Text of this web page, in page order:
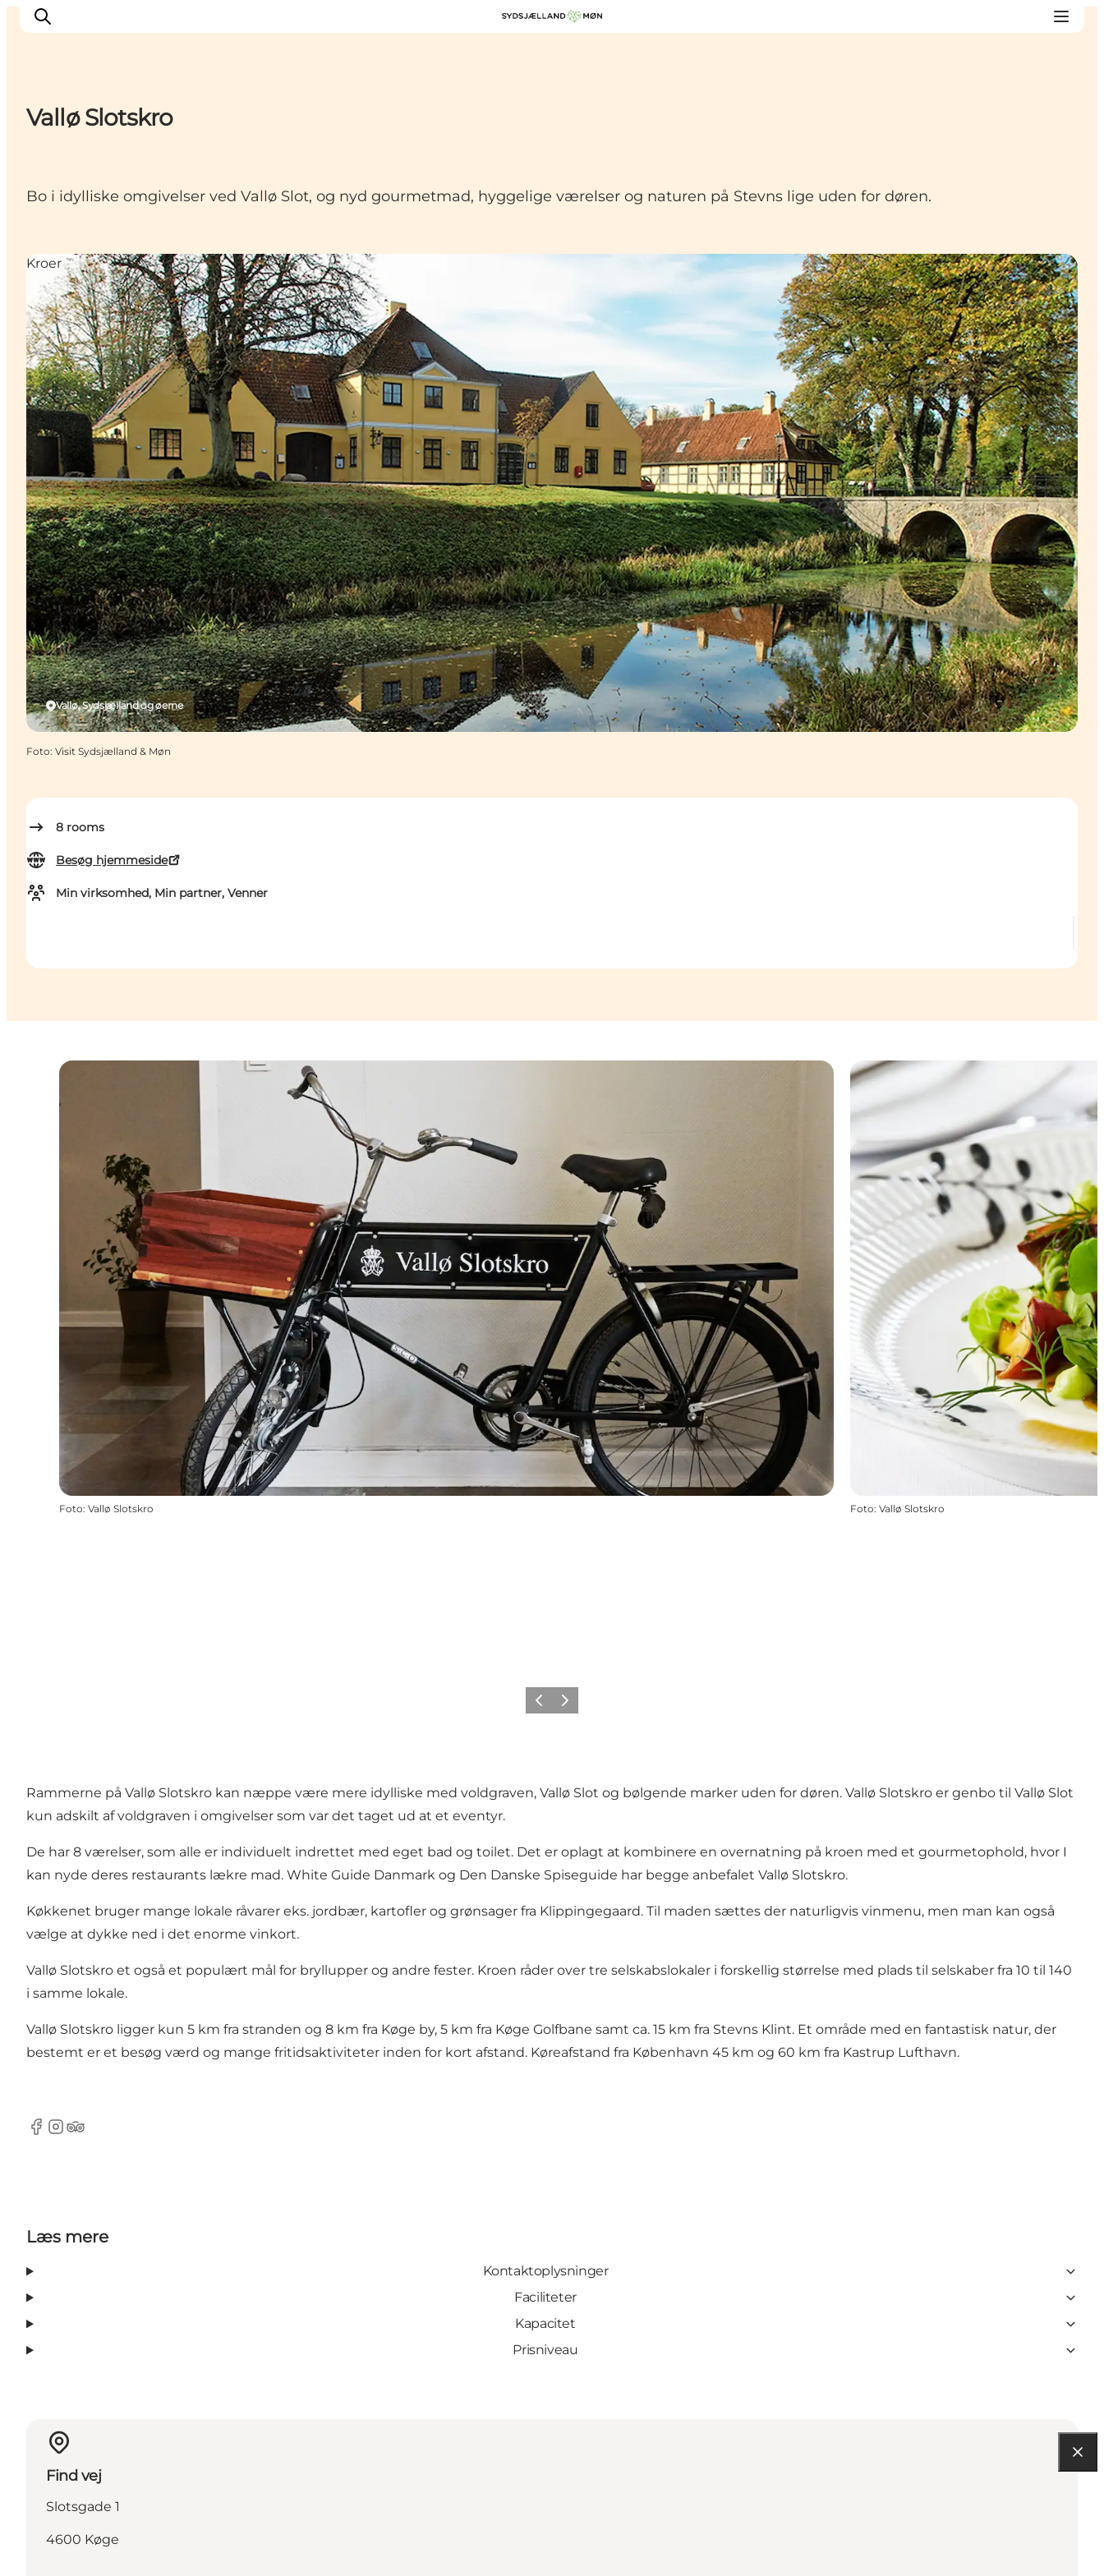
Events
Planlæg din tur
Vallø Slotskro
Bo i idylliske omgivelser ved Vallø Slot, og nyd gourmetmad, hyggelige værelser og naturen på Stevns lige uden for døren.
8 rooms
Besøg hjemmeside
Min virksomhed, Min partner, Venner
Vallø, Sydsjælland og øerne
Kroer
Foto: Visit Sydsjælland & Møn
Foto: Vallø Slotskro Foto: Vallø Slotskro
ForrigeNæste
Rammerne på Vallø Slotskro kan næppe være mere idylliske med voldgraven, Vallø Slot og bølgende marker uden for døren. Vallø Slotskro er genbo til Vallø Slot
kun adskilt af voldgraven i omgivelser som var det taget ud at et eventyr.
De har 8 værelser, som alle er individuelt indrettet med eget bad og toilet. Det er oplagt at kombinere en overnatning på kroen med et gourmetophold, hvor I
kan nyde deres restaurants lækre mad. White Guide Danmark og Den Danske Spiseguide har begge anbefalet Vallø Slotskro.
Køkkenet bruger mange lokale råvarer eks. jordbær, kartofler og grønsager fra Klippingegaard. Til maden sættes der naturligvis vinmenu, men man kan også
vælge at dykke ned i det enorme vinkort.
Vallø Slotskro et også et populært mål for bryllupper og andre fester. Kroen råder over tre selskabslokaler i forskellig størrelse med plads til selskaber fra 10 til 140
i samme lokale.
Vallø Slotskro ligger kun 5 km fra stranden og 8 km fra Køge by, 5 km fra Køge Golfbane samt ca. 15 km fra Stevns Klint. Et område med en fantastisk natur, der
bestemt er et besøg værd og mange fritidsaktiviteter inden for kort afstand. Køreafstand fra København 45 km og 60 km fra Kastrup Lufthavn.
Facebook
Instagram
TripAdvisor
Læs mere
Kontaktoplysninger
Faciliteter
Kapacitet
Prisniveau
Find vej
Slotsgade 1
4600 Køge